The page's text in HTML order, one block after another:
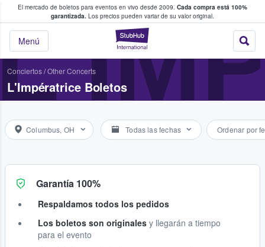
El mercado de boletos para eventos en vivo desde 2009. Cada compra está 100%
garantizada. Los precios pueden variar de su valor original.
StubHub: donde
Menú
fans compran y venden boletos
Conciertos/Other Concerts
L'Impératrice Boletos
Columbus, OH Todas las fechas Ordenar por
Garantía 100%
Respaldamos todos los pedidos
Los boletos son originales y llegarán a tiempo
para el evento